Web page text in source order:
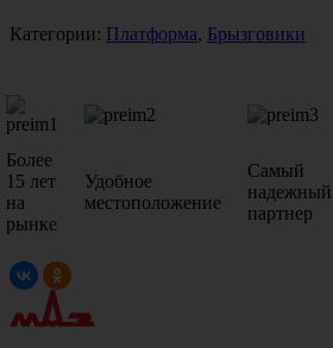
Категории: Платформа, Брызговики
Более
15 лет
на
рынке
Удобное
местоположение
Самый
надежный
партнер